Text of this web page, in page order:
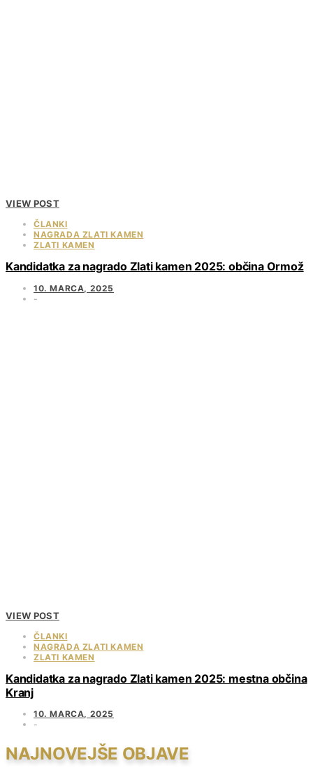
VIEW POST
ČLANKI
NAGRADA ZLATI KAMEN
ZLATI KAMEN
Kandidatka za nagrado Zlati kamen 2025: občina Ormož
10. MARCA, 2025
VIEW POST
ČLANKI
NAGRADA ZLATI KAMEN
ZLATI KAMEN
Kandidatka za nagrado Zlati kamen 2025: mestna občina
Kranj
10. MARCA, 2025
NAJNOVEJŠE OBJAVE